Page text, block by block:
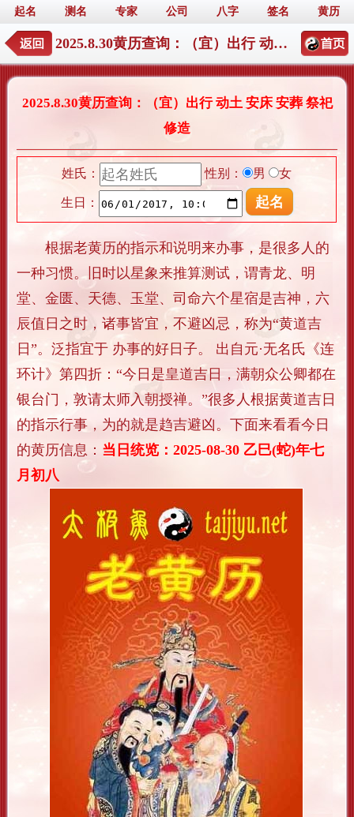
起名 测名 专家 公司 八字 签名 黄历
2025.8.30黄历查询：（宜）出行 动土 安床 安葬 祭祀 修造
2025.8.30黄历查询：（宜）出行 动土 安床 安葬 祭祀
修造
姓氏： 性别： 男 女
生日：
根据老黄历的指示和说明来办事，是很多人的
一种习惯。旧时以星象来推算测试，谓青龙、明
堂、金匮、天德、玉堂、司命六个星宿是吉神，六
辰值日之时，诸事皆宜，不避凶忌，称为“黄道吉
日”。泛指宜于 办事的好日子。 出自元·无名氏《连
环计》第四折：“今日是皇道吉日，满朝众公卿都在
银台门，敦请太师入朝授禅。”很多人根据黄道吉日
的指示行事，为的就是趋吉避凶。下面来看看今日
的黄历信息： 当日统览：2025-08-30 乙巳(蛇)年七
月初八